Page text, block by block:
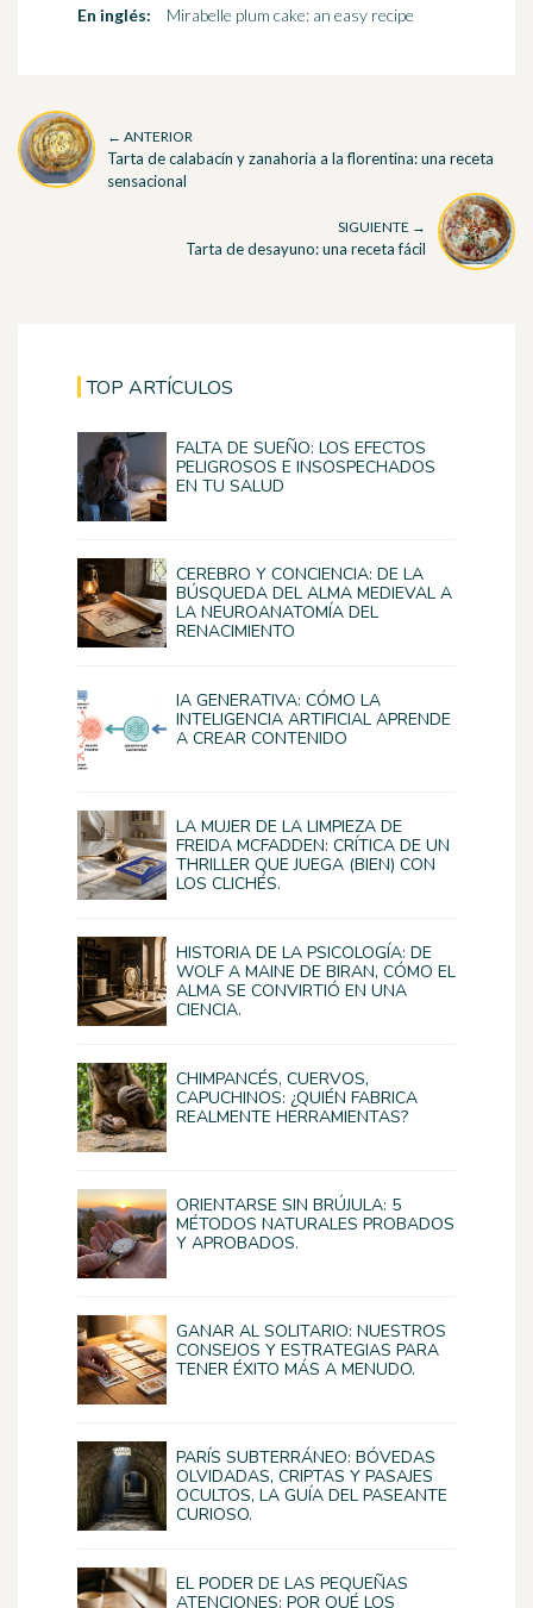
En inglés:
Mirabelle plum cake: an easy recipe
← ANTERIOR
Tarta de calabacín y zanahoria a la florentina: una receta
sensacional
SIGUIENTE →
Tarta de desayuno: una receta fácil
TOP ARTÍCULOS
FALTA DE SUEÑO: LOS EFECTOS
PELIGROSOS E INSOSPECHADOS
EN TU SALUD
CEREBRO Y CONCIENCIA: DE LA
BÚSQUEDA DEL ALMA MEDIEVAL A
LA NEUROANATOMÍA DEL
RENACIMIENTO
IA GENERATIVA: CÓMO LA
INTELIGENCIA ARTIFICIAL APRENDE
A CREAR CONTENIDO
LA MUJER DE LA LIMPIEZA DE
FREIDA MCFADDEN: CRÍTICA DE UN
THRILLER QUE JUEGA (BIEN) CON
LOS CLICHÉS.
HISTORIA DE LA PSICOLOGÍA: DE
WOLF A MAINE DE BIRAN, CÓMO EL
ALMA SE CONVIRTIÓ EN UNA
CIENCIA.
CHIMPANCÉS, CUERVOS,
CAPUCHINOS: ¿QUIÉN FABRICA
REALMENTE HERRAMIENTAS?
ORIENTARSE SIN BRÚJULA: 5
MÉTODOS NATURALES PROBADOS
Y APROBADOS.
GANAR AL SOLITARIO: NUESTROS
CONSEJOS Y ESTRATEGIAS PARA
TENER ÉXITO MÁS A MENUDO.
PARÍS SUBTERRÁNEO: BÓVEDAS
OLVIDADAS, CRIPTAS Y PASAJES
OCULTOS, LA GUÍA DEL PASEANTE
CURIOSO.
EL PODER DE LAS PEQUEÑAS
ATENCIONES: POR QUÉ LOS